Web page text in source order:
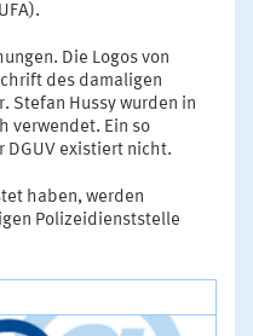
Die Logos von
des damaligen
Stefan Hussy wurden in
verwendet. Ein so
DGUV existiert nicht.
haben, werden
Polizeidienststelle